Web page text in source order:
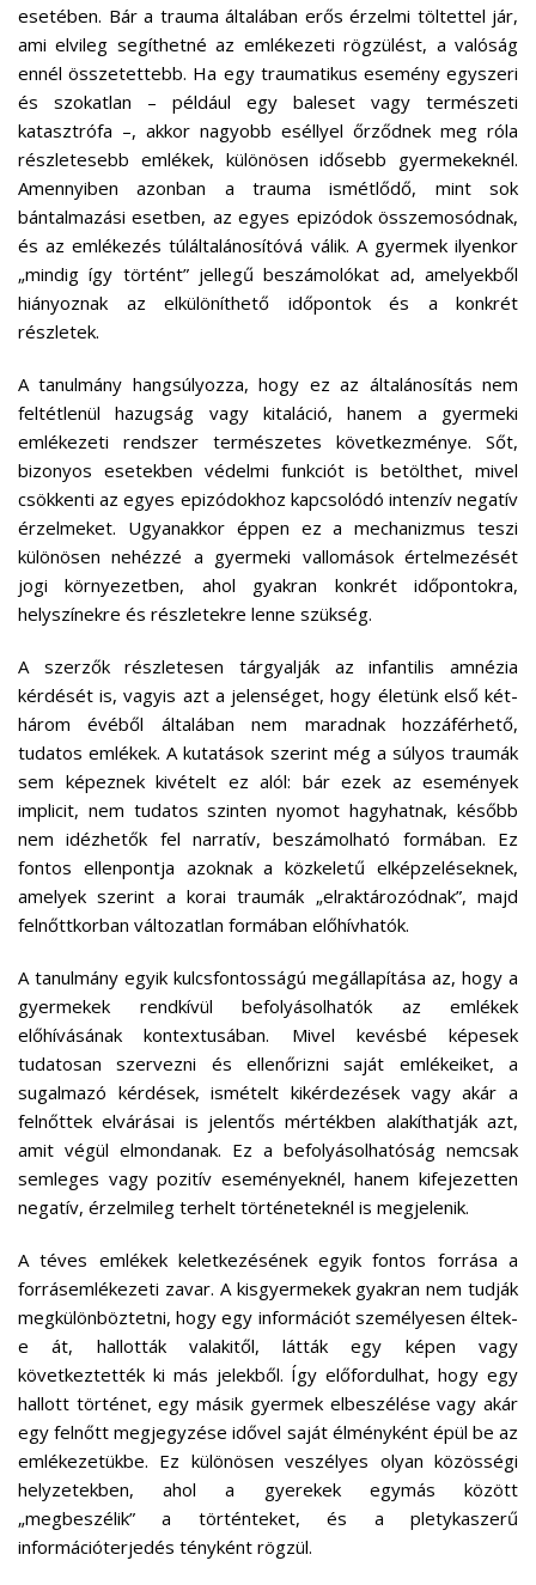
esetében. Bár a trauma általában erős érzelmi töltettel jár,
ami elvileg segíthetné az emlékezeti rögzülést, a valóság
ennél összetettebb. Ha egy traumatikus esemény egyszeri
és szokatlan – például egy baleset vagy természeti
katasztrófa –, akkor nagyobb eséllyel őrződnek meg róla
részletesebb emlékek, különösen idősebb gyermekeknél.
Amennyiben azonban a trauma ismétlődő, mint sok
bántalmazási esetben, az egyes epizódok összemosódnak,
és az emlékezés túláltalánosítóvá válik. A gyermek ilyenkor
„mindig így történt” jellegű beszámolókat ad, amelyekből
hiányoznak az elkülöníthető időpontok és a konkrét
részletek.
A tanulmány hangsúlyozza, hogy ez az általánosítás nem
feltétlenül hazugság vagy kitaláció, hanem a gyermeki
emlékezeti rendszer természetes következménye. Sőt,
bizonyos esetekben védelmi funkciót is betölthet, mivel
csökkenti az egyes epizódokhoz kapcsolódó intenzív negatív
érzelmeket. Ugyanakkor éppen ez a mechanizmus teszi
különösen nehézzé a gyermeki vallomások értelmezését
jogi környezetben, ahol gyakran konkrét időpontokra,
helyszínekre és részletekre lenne szükség.
A szerzők részletesen tárgyalják az infantilis amnézia
kérdését is, vagyis azt a jelenséget, hogy életünk első két-
három évéből általában nem maradnak hozzáférhető,
tudatos emlékek. A kutatások szerint még a súlyos traumák
sem képeznek kivételt ez alól: bár ezek az események
implicit, nem tudatos szinten nyomot hagyhatnak, később
nem idézhetők fel narratív, beszámolható formában. Ez
fontos ellenpontja azoknak a közkeletű elképzeléseknek,
amelyek szerint a korai traumák „elraktározódnak”, majd
felnőttkorban változatlan formában előhívhatók.
A tanulmány egyik kulcsfontosságú megállapítása az, hogy a
gyermekek rendkívül befolyásolhatók az emlékek
előhívásának kontextusában. Mivel kevésbé képesek
tudatosan szervezni és ellenőrizni saját emlékeiket, a
sugalmazó kérdések, ismételt kikérdezések vagy akár a
felnőttek elvárásai is jelentős mértékben alakíthatják azt,
amit végül elmondanak. Ez a befolyásolhatóság nemcsak
semleges vagy pozitív eseményeknél, hanem kifejezetten
negatív, érzelmileg terhelt történeteknél is megjelenik.
A téves emlékek keletkezésének egyik fontos forrása a
forrásemlékezeti zavar. A kisgyermekek gyakran nem tudják
megkülönböztetni, hogy egy információt személyesen éltek-
e át, hallották valakitől, látták egy képen vagy
következtették ki más jelekből. Így előfordulhat, hogy egy
hallott történet, egy másik gyermek elbeszélése vagy akár
egy felnőtt megjegyzése idővel saját élményként épül be az
emlékezetükbe. Ez különösen veszélyes olyan közösségi
helyzetekben, ahol a gyerekek egymás között
„megbeszélik” a történteket, és a pletykaszerű
információterjedés tényként rögzül.